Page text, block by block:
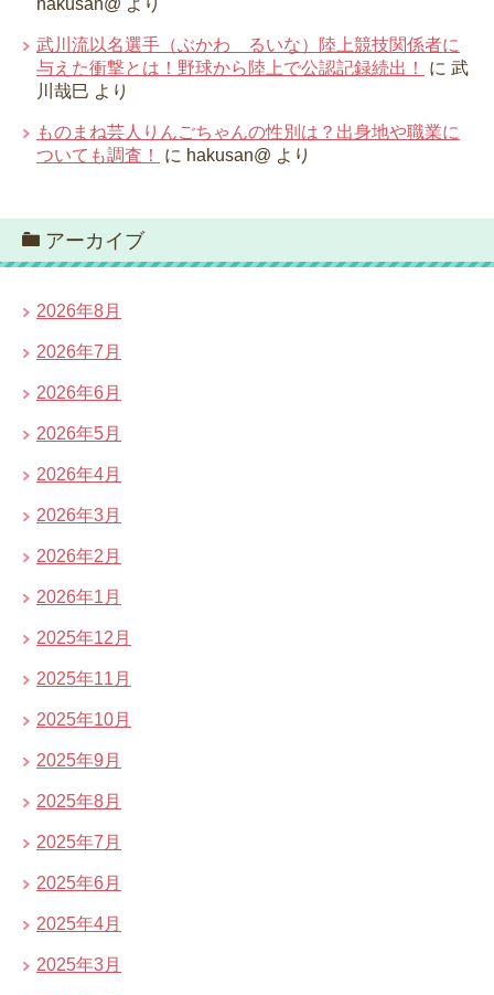
hakusan@ より
武川流以名選手（ぶかわ るいな）陸上競技関係者に
与えた衝撃とは！野球から陸上で公認記録続出！
に 武
川哉巳 より
ものまね芸人りんごちゃんの性別は？出身地や職業に
ついても調査！
に hakusan@ より
アーカイブ
2026年8月
2026年7月
2026年6月
2026年5月
2026年4月
2026年3月
2026年2月
2026年1月
2025年12月
2025年11月
2025年10月
2025年9月
2025年8月
2025年7月
2025年6月
2025年4月
2025年3月